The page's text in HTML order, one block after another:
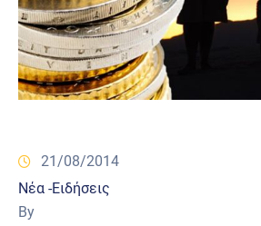
21/08/2014
Νέα -Ειδήσεις
By